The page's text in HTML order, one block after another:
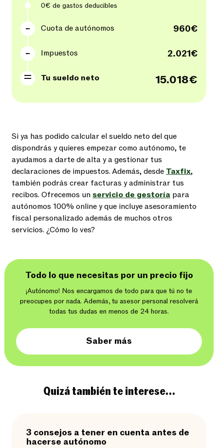
0€ de gastos deducibles
Cuota de autónomos 960€
Impuestos 2.021€
Tu sueldo neto 15.018€
Si ya has podido calcular el sueldo neto del que
dispondrás y quieres empezar como autónomo, te
ayudamos a darte de alta y a gestionar tus
declaraciones de impuestos. Además, desde Taxfix,
también podrás crear facturas y administrar tus
recibos. Ofrecemos unservicio de gestoría para
autónomos 100% online y que incluye asesoramiento
fiscal personalizado además de muchos otros
servicios. ¿Cómo lo ves?
Todo lo que necesitas por un precio fijo
¡Autónomo! Nos encargamos de todo para que tú no te
preocupes por nada. Además, tu asesor personal resolverá
todas tus dudas en menos de 24 horas.
Saber más
Quizá también te interese…
3 consejos a tener en cuenta antes de
hacerse autónomo